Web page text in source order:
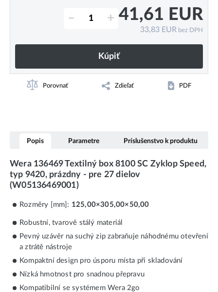
– + 41,61 EUR
33,83 EUR bez DPH
Kúpiť
Porovnať Zdieľať PDF
Popis Parametre Príslušenstvo k produktu
Wera 136469 Textilný box 8100 SC Zyklop Speed,
typ 9420, prázdny - pre 27 dielov
(W05136469001)
Rozměry [mm]: 125,00×305,00×50,00
Robustní, tvarově stálý materiál
Pevný uzávěr na suchý zip zabraňuje náhodnému otevření
a ztrátě nástroje
Kompaktní design pro úsporu místa při skladování
Nízká hmotnost pro snadnou přepravu
Kompatibilní se systémem Wera 2go